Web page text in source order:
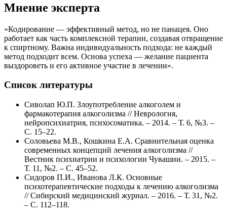
Мнение эксперта
«Кодирование — эффективный метод, но не панацея. Оно
работает как часть комплексной терапии, создавая отвращение
к спиртному. Важна индивидуальность подхода: не каждый
метод подходит всем. Основа успеха — желание пациента
выздороветь и его активное участие в лечении».
Список литературы
Сиволап Ю.П. Злоупотребление алкоголем и
фармакотерапия алкоголизма // Неврология,
нейропсихиатрия, психосоматика. – 2014. – Т. 6, №3. –
С. 15–22.
Соловьева М.В., Кошкина Е.А. Сравнительная оценка
современных концепций лечения алкоголизма //
Вестник психиатрии и психологии Чувашии. – 2015. –
Т. 11, №2. – С. 45–52.
Сидоров П.И., Иванова Л.К. Основные
психотерапевтические подходы к лечению алкоголизма
// Сибирский медицинский журнал. – 2016. – Т. 31, №2.
– С. 112–118.